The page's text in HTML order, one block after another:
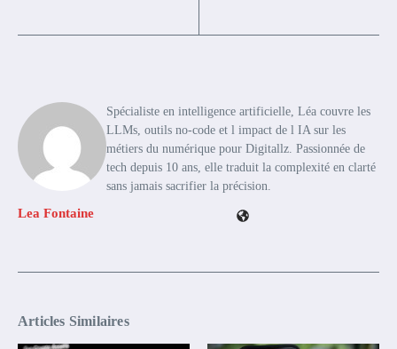
Lea Fontaine
Spécialiste en intelligence artificielle, Léa couvre les
LLMs, outils no-code et l impact de l IA sur les
métiers du numérique pour Digitallz. Passionnée de
tech depuis 10 ans, elle traduit la complexité en clarté
sans jamais sacrifier la précision.
Articles Similaires